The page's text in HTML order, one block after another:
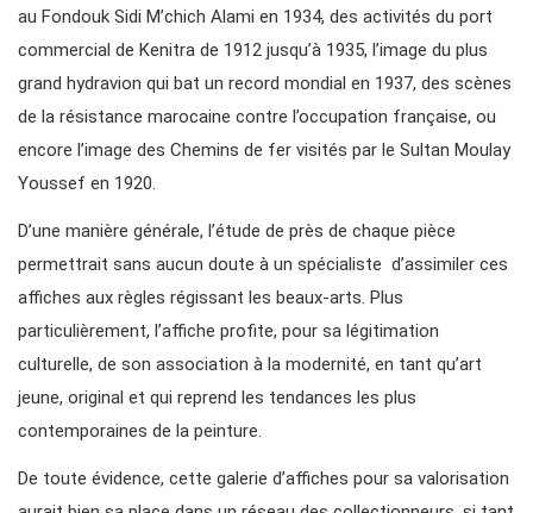
au Fondouk Sidi M’chich Alami en 1934, des activités du port
commercial de Kenitra de 1912 jusqu’à 1935, l’image du plus
grand hydravion qui bat un record mondial en 1937, des scènes
de la résistance marocaine contre l’occupation française, ou
encore l’image des Chemins de fer visités par le Sultan Moulay
Youssef en 1920.
D’une manière générale, l’étude de près de chaque pièce
permettrait sans aucun doute à un spécialiste d’assimiler ces
affiches aux règles régissant les beaux-arts. Plus
particulièrement, l’affiche profite, pour sa légitimation
culturelle, de son association à la modernité, en tant qu’art
jeune, original et qui reprend les tendances les plus
contemporaines de la peinture.
De toute évidence, cette galerie d’affiches pour sa valorisation